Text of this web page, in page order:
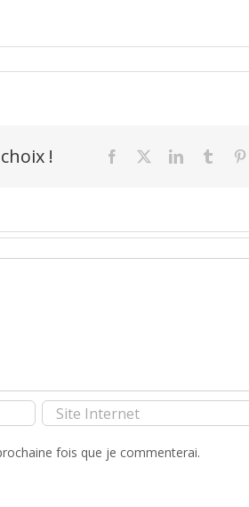
! Facebook LinkedInTumblr
fois que je commenterai.